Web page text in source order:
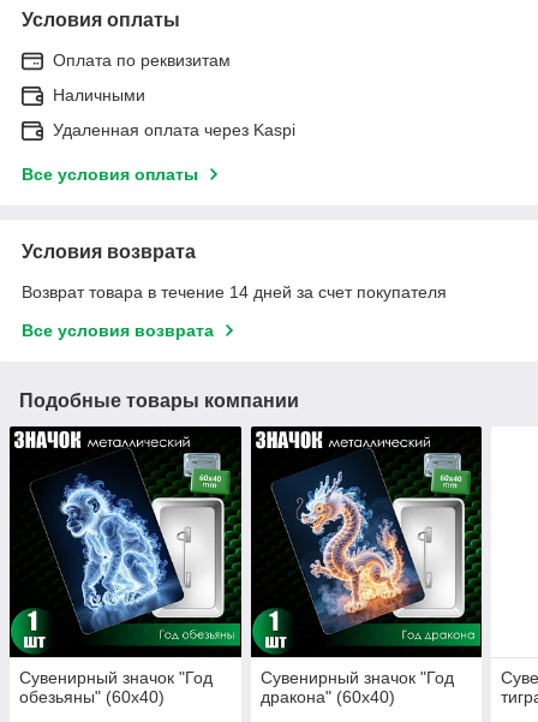
Условия оплаты
Оплата по реквизитам
Наличными
Удаленная оплата через Kaspi
Все условия оплаты
Условия возврата
Возврат товара в течение 14 дней за счет покупателя
Все условия возврата
Подобные товары компании
Сувенирный значок "Год
обезьяны" (60х40)
Сувенирный значок "Год
дракона" (60х40)